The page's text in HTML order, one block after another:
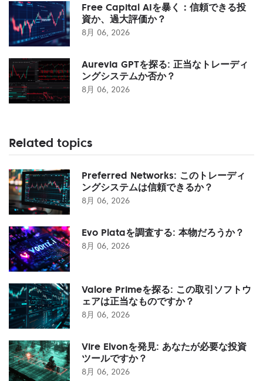
Free Capital AIを暴く：信頼できる投
資か、過大評価か？
8月 06, 2026
Aurevia GPTを探る: 正当なトレーディ
ングシステムか否か？
8月 06, 2026
Related topics
Preferred Networks: このトレーディ
ングシステムは信頼できるか？
8月 06, 2026
Evo Plataを調査する: 本物だろうか？
8月 06, 2026
Valore Primeを探る: この取引ソフトウ
ェアは正当なものですか？
8月 06, 2026
Vire Elvonを発見: あなたが必要な投資
ツールですか？
8月 06, 2026